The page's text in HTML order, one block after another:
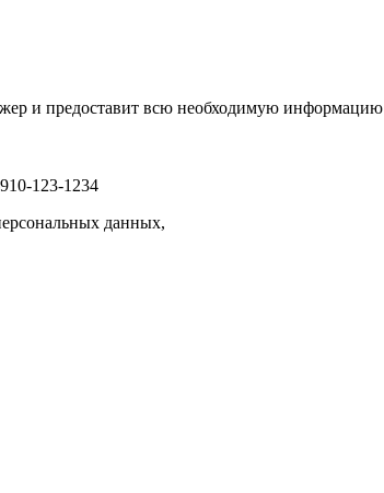
и предоставит всю необходимую информацию
123-1234
данных,